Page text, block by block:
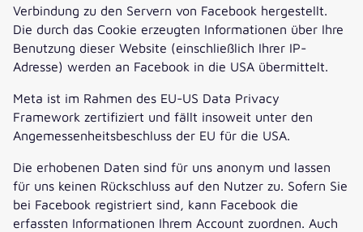
Verbindung zu den Servern von Facebook hergestellt.
Die durch das Cookie erzeugten Informationen über Ihre
Benutzung dieser Website (einschließlich Ihrer IP-
Adresse) werden an Facebook in die USA übermittelt.
Meta ist im Rahmen des EU-US Data Privacy
Framework zertifiziert und fällt insoweit unter den
Angemessenheitsbeschluss der EU für die USA.
Die erhobenen Daten sind für uns anonym und lassen
für uns keinen Rückschluss auf den Nutzer zu. Sofern Sie
bei Facebook registriert sind, kann Facebook die
erfassten Informationen Ihrem Account zuordnen. Auch